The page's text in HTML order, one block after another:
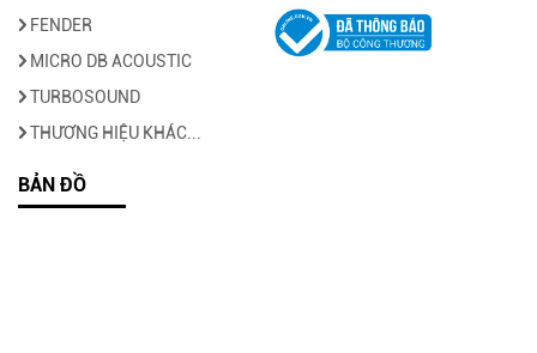
FENDER
MICRO DB ACOUSTIC
TURBOSOUND
THƯƠNG HIỆU KHÁC...
BẢN ĐỒ